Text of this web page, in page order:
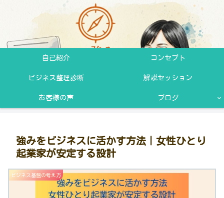
自己紹介 コンセプト
ビジネス整理診断 解説セッション
お客様の声 ブログ
強みをビジネスに活かす方法｜女性ひとり
起業家が安定する設計
ビジネス基盤の考え方